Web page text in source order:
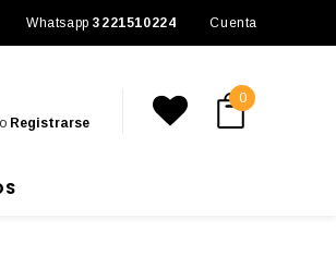
México
Whatsapp3221510224 Cuenta
o Registrarse
0